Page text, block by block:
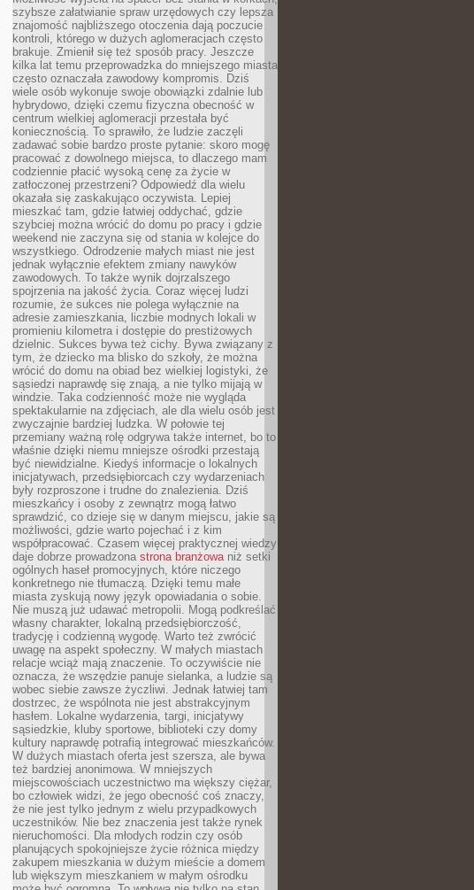
szybsze załatwianie spraw urzędowych czy lepsza
znajomość najbliższego otoczenia dają poczucie
kontroli, którego w dużych aglomeracjach często
brakuje. Zmienił się też sposób pracy. Jeszcze
kilka lat temu przeprowadzka do mniejszego miasta
często oznaczała zawodowy kompromis. Dziś
wiele osób wykonuje swoje obowiązki zdalnie lub
hybrydowo, dzięki czemu fizyczna obecność w
centrum wielkiej aglomeracji przestała być
koniecznością. To sprawiło, że ludzie zaczęli
zadawać sobie bardzo proste pytanie: skoro mogę
pracować z dowolnego miejsca, to dlaczego mam
codziennie płacić wysoką cenę za życie w
zatłoczonej przestrzeni? Odpowiedź dla wielu
okazała się zaskakująco oczywista. Lepiej
mieszkać tam, gdzie łatwiej oddychać, gdzie
szybciej można wrócić do domu po pracy i gdzie
weekend nie zaczyna się od stania w kolejce do
wszystkiego. Odrodzenie małych miast nie jest
jednak wyłącznie efektem zmiany nawyków
zawodowych. To także wynik dojrzalszego
spojrzenia na jakość życia. Coraz więcej ludzi
rozumie, że sukces nie polega wyłącznie na
adresie zamieszkania, liczbie modnych lokali w
promieniu kilometra i dostępie do prestiżowych
dzielnic. Sukces bywa też cichy. Bywa związany z
tym, że dziecko ma blisko do szkoły, że można
wrócić do domu na obiad bez wielkiej logistyki, że
sąsiedzi naprawdę się znają, a nie tylko mijają w
windzie. Taka codzienność może nie wygląda
spektakularnie na zdjęciach, ale dla wielu osób jest
zwyczajnie bardziej ludzka. W połowie tej
przemiany ważną rolę odgrywa także internet, bo to
właśnie dzięki niemu mniejsze ośrodki przestają
być niewidzialne. Kiedyś informacje o lokalnych
inicjatywach, przedsiębiorcach czy wydarzeniach
były rozproszone i trudne do znalezienia. Dziś
mieszkańcy i osoby z zewnątrz mogą łatwo
sprawdzić, co dzieje się w danym miejscu, jakie są
możliwości, gdzie warto pojechać i z kim
współpracować. Czasem więcej praktycznej wiedzy
daje dobrze prowadzona strona branżowaniż setki
ogólnych haseł promocyjnych, które niczego
konkretnego nie tłumaczą. Dzięki temu małe
miasta zyskują nowy język opowiadania o sobie.
Nie muszą już udawać metropolii. Mogą podkreślać
własny charakter, lokalną przedsiębiorczość,
tradycję i codzienną wygodę. Warto też zwrócić
uwagę na aspekt społeczny. W małych miastach
relacje wciąż mają znaczenie. To oczywiście nie
oznacza, że wszędzie panuje sielanka, a ludzie są
wobec siebie zawsze życzliwi. Jednak łatwiej tam
dostrzec, że wspólnota nie jest abstrakcyjnym
hasłem. Lokalne wydarzenia, targi, inicjatywy
sąsiedzkie, kluby sportowe, biblioteki czy domy
kultury naprawdę potrafią integrować mieszkańców.
W dużych miastach oferta jest szersza, ale bywa
też bardziej anonimowa. W mniejszych
miejscowościach uczestnictwo ma większy ciężar,
bo człowiek widzi, że jego obecność coś znaczy,
że nie jest tylko jednym z wielu przypadkowych
uczestników. Nie bez znaczenia jest także rynek
nieruchomości. Dla młodych rodzin czy osób
planujących spokojniejsze życie różnica między
zakupem mieszkania w dużym mieście a domem
lub większym mieszkaniem w małym ośrodku